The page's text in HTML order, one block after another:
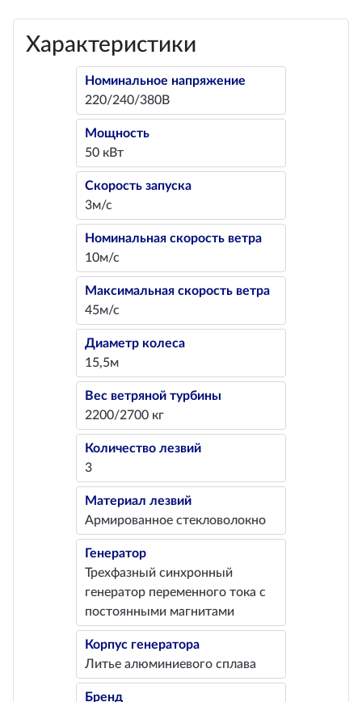
Характеристики
Номинальное напряжение
220/240/380В
Мощность
50 кВт
Скорость запуска
3м/с
Номинальная скорость ветра
10м/с
Максимальная скорость ветра
45м/с
Диаметр колеса
15,5м
Вес ветряной турбины
2200/2700 кг
Количество лезвий
3
Материал лезвий
Армированное стекловолокно
Генератор
Трехфазный синхронный
генератор переменного тока с
постоянными магнитами
Корпус генератора
Литье алюминиевого сплава
Бренд